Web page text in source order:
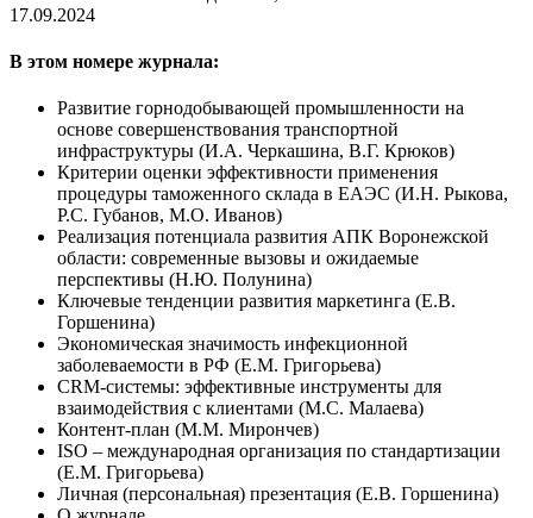
17.09.2024
В этом номере журнала:
Развитие горнодобывающей промышленности на
основе совершенствования транспортной
инфраструктуры (И.А. Черкашина, В.Г. Крюков)
Критерии оценки эффективности применения
процедуры таможенного склада в ЕАЭС (И.Н. Рыкова,
Р.С. Губанов, М.О. Иванов)
Реализация потенциала развития АПК Воронежской
области: современные вызовы и ожидаемые
перспективы (Н.Ю. Полунина)
Ключевые тенденции развития маркетинга (Е.В.
Горшенина)
Экономическая значимость инфекционной
заболеваемости в РФ (Е.М. Григорьева)
CRM-системы: эффективные инструменты для
взаимодействия с клиентами (М.С. Малаева)
Контент-план (М.М. Мирончев)
ISO – международная организация по стандартизации
(Е.М. Григорьева)
Личная (персональная) презентация (Е.В. Горшенина)